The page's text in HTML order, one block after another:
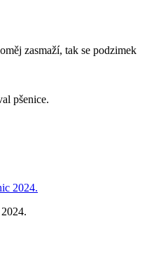
zasmaží, tak se podzimek
pšenice.